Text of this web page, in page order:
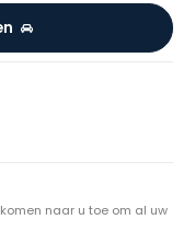
naar u toe om al uw